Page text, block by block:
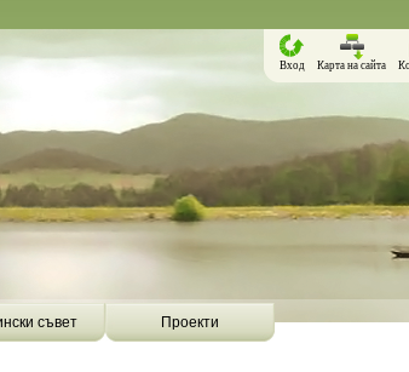
Вход Карта на сайта
съвет
Проекти